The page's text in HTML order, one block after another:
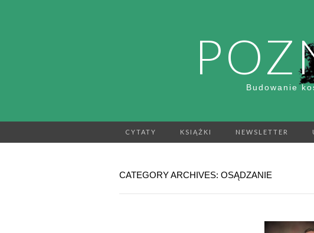
Budowanie
CYTATY KSIĄŻKI NEWSLETTER
CATEGORY ARCHIVES: OSĄDZANIE